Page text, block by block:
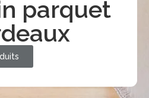
parquet